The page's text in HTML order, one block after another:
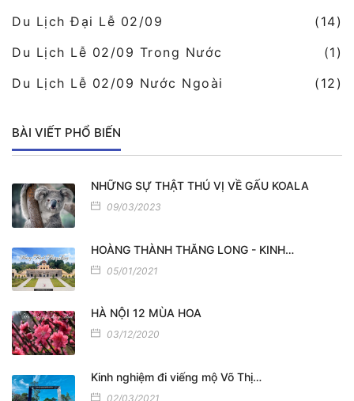
Du Lịch Đại Lễ 02/09
(14)
Du Lịch Lễ 02/09 Trong Nước
(1)
Du Lịch Lễ 02/09 Nước Ngoài
(12)
BÀI VIẾT PHỔ BIẾN
NHỮNG SỰ THẬT THÚ VỊ VỀ GẤU KOALA
09/03/2023
HOÀNG THÀNH THĂNG LONG - KINH…
05/01/2021
HÀ NỘI 12 MÙA HOA
03/12/2020
Kinh nghiệm đi viếng mộ Võ Thị…
02/03/2021